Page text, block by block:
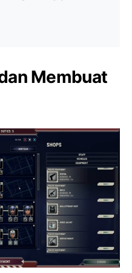
Membuat